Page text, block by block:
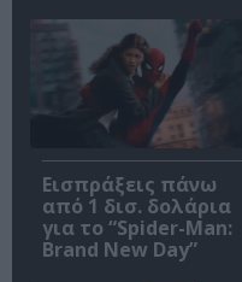
Εισπράξεις πάνω
από 1 δισ. δολάρια
για το “Spider-Man:
Brand New Day”